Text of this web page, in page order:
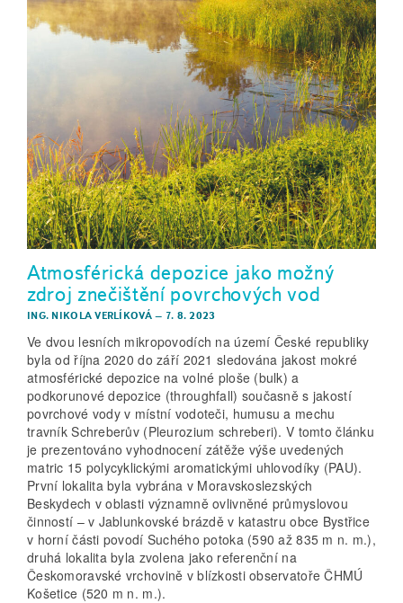
Atmosférická depozice jako možný
zdroj znečištění povrchových vod
ING. NIKOLA VERLÍKOVÁ– 7. 8. 2023
Ve dvou lesních mikropovodích na území České republiky
byla od října 2020 do září 2021 sledována jakost mokré
atmosférické depozice na volné ploše (bulk) a
podkorunové depozice (throughfall) současně s jakostí
povrchové vody v místní vodoteči, humusu a mechu
travník Schreberův (Pleurozium schreberi). V tomto článku
je prezentováno vyhodnocení zátěže výše uvedených
matric 15 polycyklickými aromatickými uhlovodíky (PAU).
První lokalita byla vybrána v Moravskoslezských
Beskydech v oblasti významně ovlivněné průmyslovou
činností – v Jablunkovské brázdě v katastru obce Bystřice
v horní části povodí Suchého potoka (590 až 835 m n. m.),
druhá lokalita byla zvolena jako referenční na
Českomoravské vrchovině v blízkosti observatoře ČHMÚ
Košetice (520 m n. m.).